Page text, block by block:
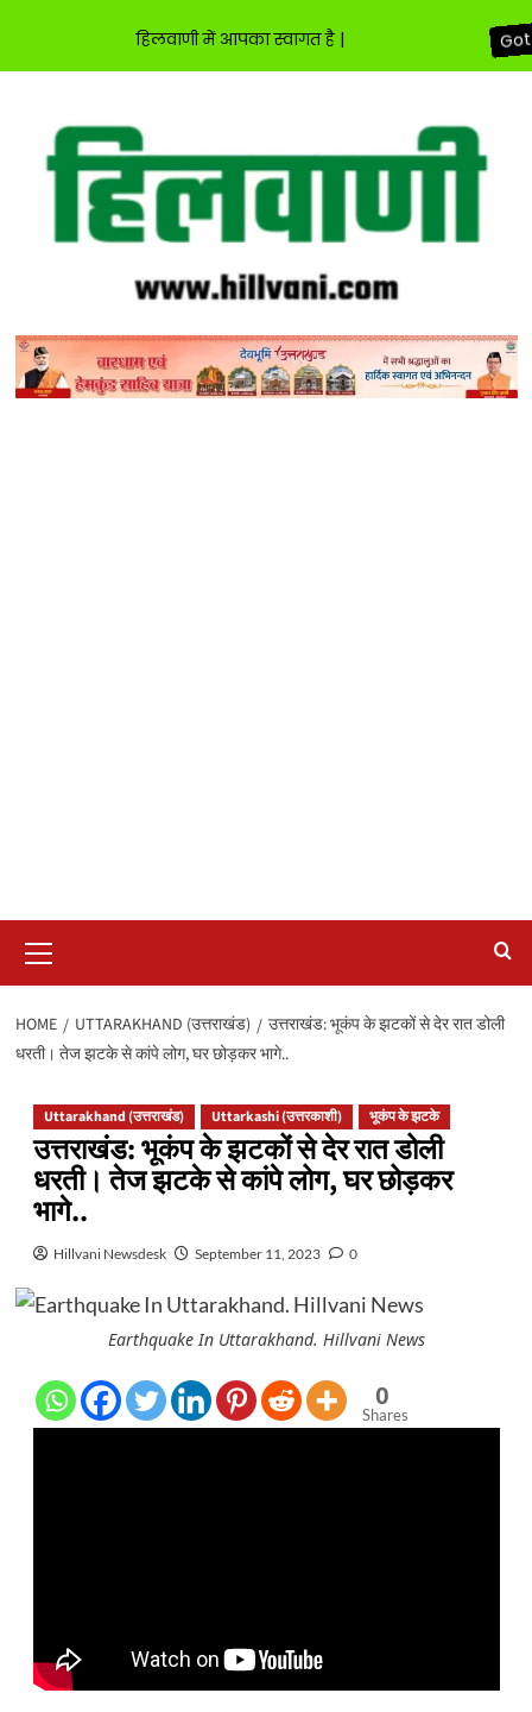
content
Menu
HOME UTTARAKHAND (उत्तराखंड)
उत्तराखंड: भूकंप के झटकों से देर रात डोली
धरती। तेज झटके से कांपे लोग, घर छोड़कर भागे..
Uttarakhand (उत्तराखंड) Uttarkashi (उत्तरकाशी) भूकंप के झटके
उत्तराखंड: भूकंप के झटकों से देर रात डोली
धरती। तेज झटके से कांपे लोग, घर छोड़कर
भागे..
Hillvani Newsdesk September 11, 2023 0
Earthquake In Uttarakhand. Hillvani News
0
Shares
हिलवाणी में आपका स्वागत है |